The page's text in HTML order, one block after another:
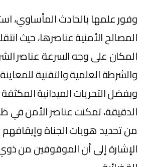
​وفور علمها بالحادث المأساوي،
المصالح الأمنية عناصرها، حيث
المكان على وجه السرعة عناصر
والشرطة العلمية والتقنية
وبفضل التحريات الميدانية
الدقيقة، تمكنت عناصر الأمن في
من تحديد هويات الجناة وإيقافهم
الإشارة إلى أن الموقوفين من